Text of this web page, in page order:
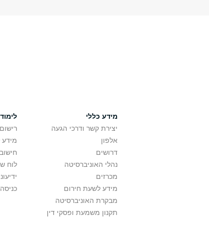
מידע כללי
יצירת קשר ודרכי הגעה
אלפון
דרושים
נהלי האוניברסיטה
מכרזים
מידע לשעת חירום
מבקרת האוניברסיטה
תקנון משמעת ופסקי דין
מידע
לוח